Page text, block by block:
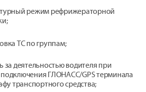
режим рефрижераторной
ТС по группам;
за деятельностью водителя при
ГЛОНАСС/GPS терминала
транспортного средства;